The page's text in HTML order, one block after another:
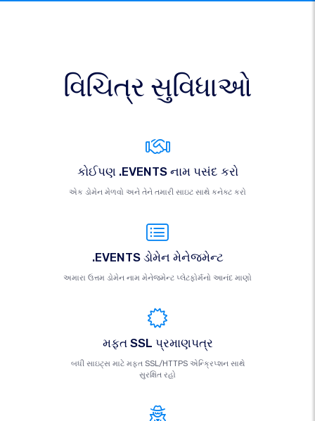
વિચિત્ર સુવિધાઓ
કોઈપણ .EVENTS નામ પસંદ કરો
એક ડોમેન મેળવો અને તેને તમારી સાઇટ સાથે કનેક્ટ કરો
.EVENTS ડોમેન મેનેજમેન્ટ
અમારા ઉત્તમ ડોમેન નામ મેનેજમેન્ટ પ્લેટફોર્મનો આનંદ માણો
મફત SSL પ્રમાણપત્ર
બધી સાઇટ્સ માટે મફત SSL/HTTPS એન્ક્રિપ્શન સાથે
સુરક્ષિત રહો